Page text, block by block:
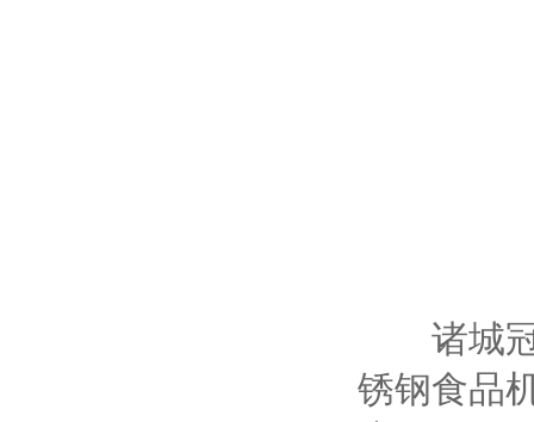
诸城冠
锈钢食品